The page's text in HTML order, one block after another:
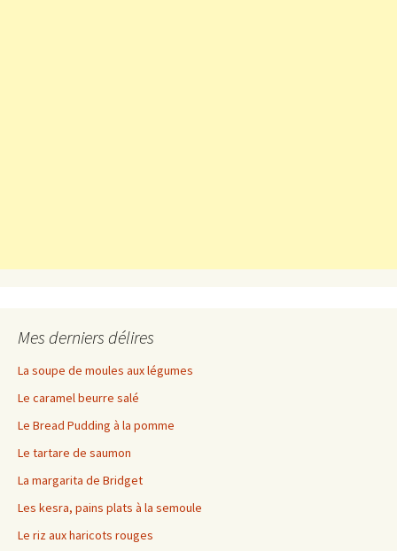
Mes derniers délires
La soupe de moules aux légumes
Le caramel beurre salé
Le Bread Pudding à la pomme
Le tartare de saumon
La margarita de Bridget
Les kesra, pains plats à la semoule
Le riz aux haricots rouges